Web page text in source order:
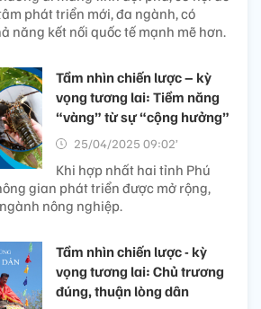
phát triển mới, đa ngành, có
năng kết nối quốc tế mạnh mẽ hơn.
Tầm nhìn chiến lược – kỳ
vọng tương lai: Tiềm năng
“vàng” từ sự “cộng hưởng”
25/04/2025 09:02’
Khi hợp nhất hai tỉnh Phú
gian phát triển được mở rộng,
nông nghiệp.
Tầm nhìn chiến lược - kỳ
vọng tương lai: Chủ trương
đúng, thuận lòng dân